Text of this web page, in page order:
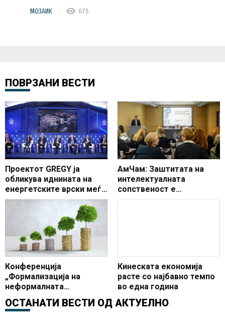
МОЗАИК visibility 675
ПОВРЗАНИ ВЕСТИ
Проектот GREGY ја
обликува иднината на
енергетските врски меѓу
Европа и Африка на 11-
тото издание на Делфи
економскиот форум
АмЧам: Заштитата на
интелектуалната
сопственост е
суштинска за
Конференција
„Формализација на
неформалната
економија: Преку
соработка до успех“ во
Кинеската економија
расте со најбавно темпо
во една година
ОСТАНАТИ ВЕСТИ ОД АКТУЕЛНО